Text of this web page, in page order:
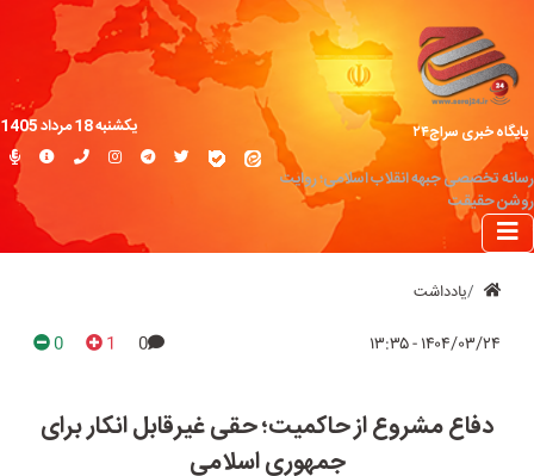
پایگاه خبری سراج۲۴
رسانه تخصصی جبهه انقلاب اسلامی؛ روایت
روشن حقیقت
یکشنبه 18 مرداد 1405
یادداشت
۱۴۰۴/۰۳/۲۴ - ۱۳:۳۵ 0
1
0
دفاع مشروع از حاکمیت؛ حقی غیرقابل انکار برای
جمهوری اسلامی